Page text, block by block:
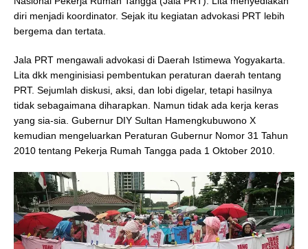
diri menjadi koordinator. Sejak itu kegiatan advokasi PRT lebih
bergema dan tertata.
Jala PRT mengawali advokasi di Daerah Istimewa Yogyakarta.
Lita dkk menginisiasi pembentukan peraturan daerah tentang
PRT. Sejumlah diskusi, aksi, dan lobi digelar, tetapi hasilnya
tidak sebagaimana diharapkan. Namun tidak ada kerja keras
yang sia-sia. Gubernur DIY Sultan Hamengkubuwono X
kemudian mengeluarkan Peraturan Gubernur Nomor 31 Tahun
2010 tentang Pekerja Rumah Tangga pada 1 Oktober 2010.